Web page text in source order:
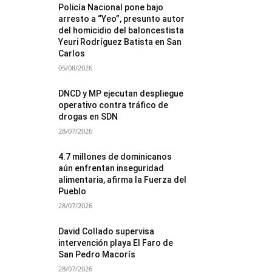
Policía Nacional pone bajo
arresto a “Yeo”, presunto autor
del homicidio del baloncestista
Yeuri Rodríguez Batista en San
Carlos
05/08/2026
DNCD y MP ejecutan despliegue
operativo contra tráfico de
drogas en SDN
28/07/2026
4.7 millones de dominicanos
aún enfrentan inseguridad
alimentaria, afirma la Fuerza del
Pueblo
28/07/2026
David Collado supervisa
intervención playa El Faro de
San Pedro Macorís
28/07/2026